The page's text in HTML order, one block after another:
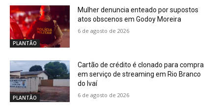
PLANTÃO
Mulher denuncia enteado por supostos
atos obscenos em Godoy Moreira
6 de agosto de 2026
PLANTÃO
Cartão de crédito é clonado para compra
em serviço de streaming em Rio Branco
do Ivaí
6 de agosto de 2026